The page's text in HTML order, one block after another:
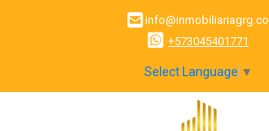
info@inmobiliariagrg.co
+573045401771
Select Language ▼